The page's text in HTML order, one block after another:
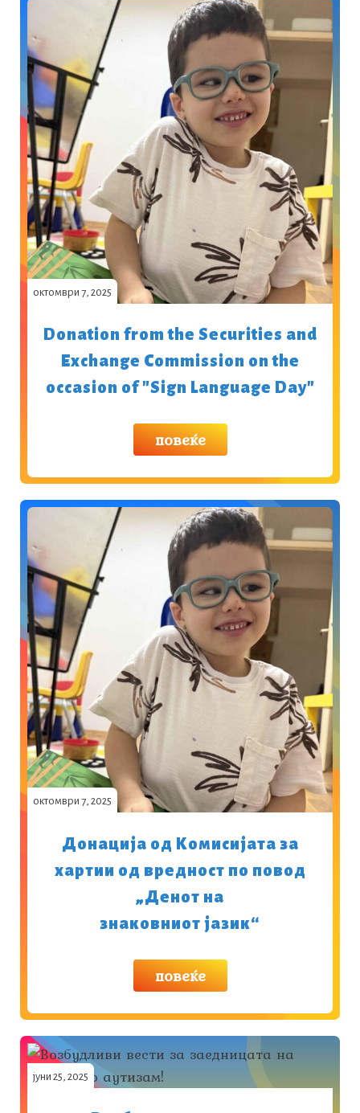
октомври 7, 2025
Donation from the Securities and
Exchange Commission on the
occasion of "Sign Language Day"
повеќе
октомври 7, 2025
Донација од Комисијата за
хартии од вредност по повод
„Денот на
знаковниот јазик“
повеќе
јуни 25, 2025